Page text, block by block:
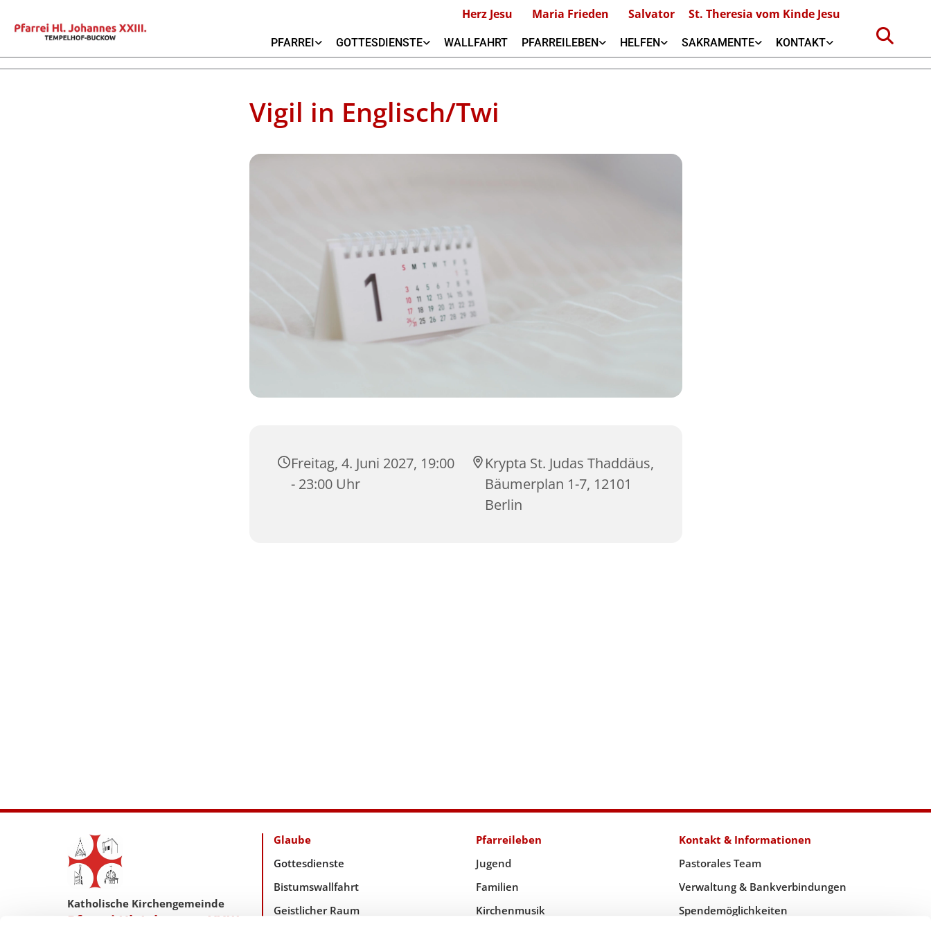
Herz Jesu Maria Frieden Salvator St. Theresia vom Kinde Jesu
PFARREI GOTTESDIENSTE WALLFAHRT PFARREILEBEN HELFEN SAKRAMENTE KONTAKT
Vigil in Englisch/Twi
Freitag, 4. Juni 2027, 19:00
- 23:00 Uhr
Krypta St. Judas Thaddäus,
Bäumerplan 1-7, 12101
Berlin
Katholische Kirchengemeinde
Pfarrei Hl. Johannes XXIII.
Glaube
Gottesdienste
Bistumswallfahrt
Geistlicher Raum
Pfarreileben
Jugend
Familien
Kirchenmusik
Kontakt & Informationen
Pastorales Team
Verwaltung & Bankverbindungen
Spendemöglichkeiten